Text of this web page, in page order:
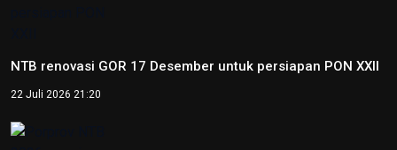
NTB renovasi GOR 17 Desember untuk persiapan PON XXII
22 Juli 2026 21:20